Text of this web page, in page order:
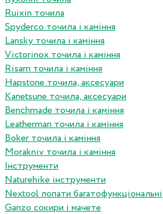
Ruixin точила
Spyderco точила і каміння
Lansky точила і каміння
Victorinox точила і каміння
Risam точила і каміння
Hapstone точила, аксесуари
Kanetsune точила, аксесуари
Benchmade точила і каміння
Leatherman точила і каміння
Boker точила і каміння
Morakniv точила і каміння
Інструменти
Naturehike інструменти
Nextool лопати багатофункціональні
Ganzo сокири і мачете